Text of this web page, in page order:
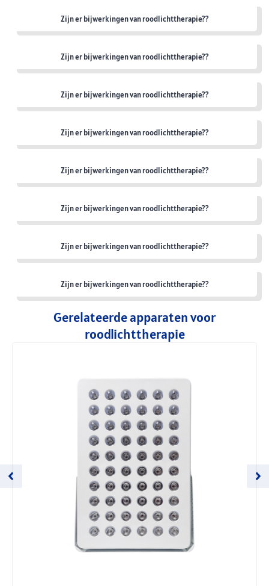
Zijn er bijwerkingen van roodlichttherapie??
Zijn er bijwerkingen van roodlichttherapie??
Zijn er bijwerkingen van roodlichttherapie??
Zijn er bijwerkingen van roodlichttherapie??
Zijn er bijwerkingen van roodlichttherapie??
Zijn er bijwerkingen van roodlichttherapie??
Zijn er bijwerkingen van roodlichttherapie??
Zijn er bijwerkingen van roodlichttherapie??
Gerelateerde apparaten voor
roodlichttherapie